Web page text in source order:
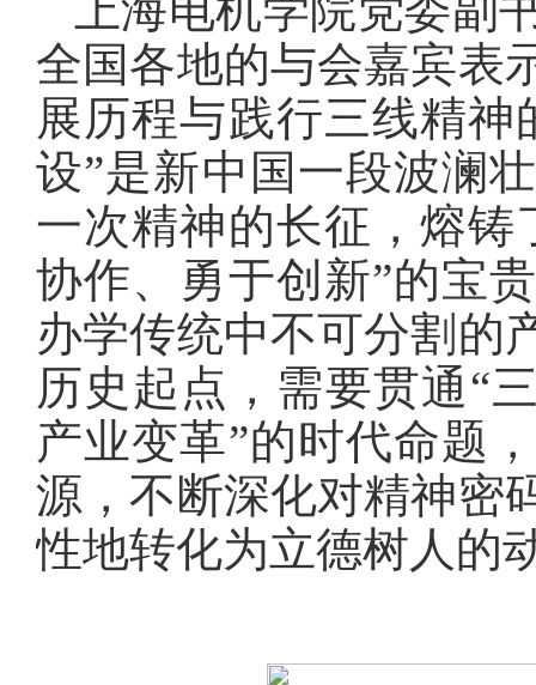
全国各地的与会嘉宾表
展历程与践行三线精
设”是新中国一段波澜
一次精神的长征，熔铸
协作、勇于创新”的宝
办学传统中不可分割的
历史起点，需要贯通“
产业变革”的时代命题
源，不断深化对精神密
性地转化为立德树人的